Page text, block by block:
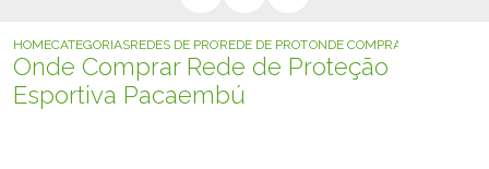
HOMECATEGORIASREDES DE PROTECAOREDE DE PROTECAO PARA PET
ONDE COMPRAR REDE DE
Onde Comprar Rede de Proteção
Esportiva Pacaembú